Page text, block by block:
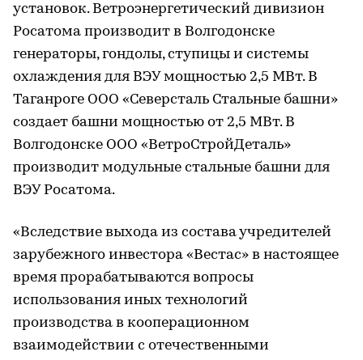
установок. Ветроэнергетический дивизион
Росатома производит в Волгодонске
генераторы, гондолы, ступицы и системы
охлаждения для ВЭУ мощностью 2,5 МВт. В
Таганроге ООО «Северсталь Стальные башни»
создает башни мощностью от 2,5 МВт. В
Волгодонске ООО «ВетроСтройДеталь»
производит модульные стальные башни для
ВЭУ Росатома.
«Вследствие выхода из состава учредителей
зарубежного инвестора «Вестас» в настоящее
время прорабатываются вопросы
использования иных технологий
производства в кооперационном
взаимодействии с отечественными